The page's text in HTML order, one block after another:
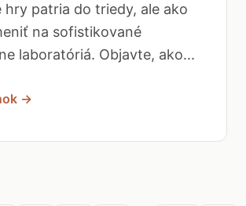
hry patria do triedy, ale ako
na sofistikované
laboratóriá. Objavte, ako...
→